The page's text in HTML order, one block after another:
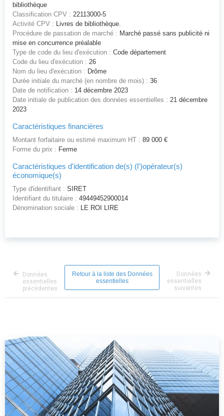
bibliothèque
Classification CPV : 22113000-5
Activité CPV : Livres de bibliothèque.
Procédure de passation de marché : Marché passé sans publicité ni
mise en concurrence préalable
Type de code du lieu d'exécution : Code département
Code du lieu d'exécution : 26
Nom du lieu d'exécution : Drôme
Durée initiale du marché (en nombre de mois) : 36
Date de notification : 14 décembre 2023
Date initiale de publication des données essentielles : 21 décembre
2023
Caractéristiques financières
Montant forfaitaire ou estimé maximum HT : 89 000 €
Forme du prix : Ferme
Caractéristiques d'identification de(s) (l')opérateur(s)
économique(s)
Type d'identifiant : SIRET
Identifiant du titulaire : 49449452900014
Dénomination sociale : LE ROI LIRE
Données
essentielles
précédentes
Retour à la liste des Données
essentielles
Données
essentielles
suivantes